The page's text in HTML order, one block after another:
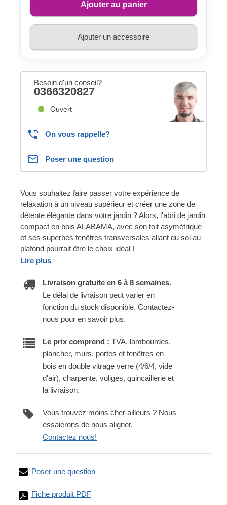
Ajouter au panier
Ajouter un accessoire
Besoin d'un conseil?
0366320827
Ouvert
On vous rappelle?
Poser une question
Vous souhaitez faire passer votre expérience de
relaxation à un niveau supérieur et créer une zone de
détente élégante dans votre jardin ? Alors, l'abri de jardin
compact en bois ALABAMA, avec son toit asymétrique
et ses superbes fenêtres transversales allant du sol au
plafond pourrait être le choix idéal !
Lire plus
Livraison gratuite en 6 à 8 semaines.
Le délai de livraison peut varier en
fonction du stock disponible. Contactez-
nous pour en savoir plus.
Le prix comprend : TVA, lambourdes,
plancher, murs, portes et fenêtres en
bois en double vitrage verre (4/6/4, vide
d'air), charpente, voliges, quincaillerie et
la livraison.
Vous trouvez moins cher ailleurs ? Nous
essaierons de nous aligner.
Contactez nous!
Poser une question
Fiche produit PDF